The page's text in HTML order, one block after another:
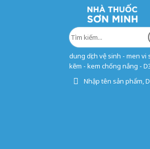
dung dịch vệ sinh - men vi
kẽm - kem chống nắng -
Nhập tên sản phẩm,